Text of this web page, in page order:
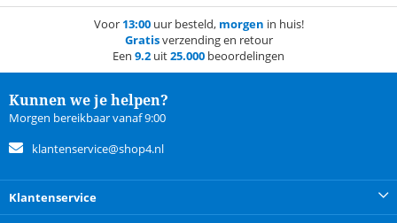
Voor 13:00uur besteld, morgen in huis!
Gratisverzending en retour
Een 9.2 uit25.000 beoordelingen
Kunnen we je helpen?
Morgen bereikbaar vanaf 9:00
klantenservice@shop4.nl
Klantenservice